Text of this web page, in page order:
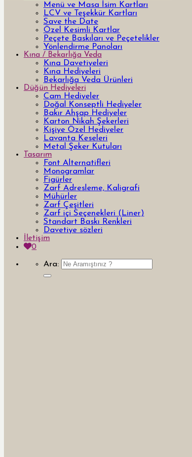
Menü ve Masa İsim Kartları
LCV ve Teşekkür Kartları
Save the Date
Özel Kesimli Kartlar
Peçete Baskıları ve Peçetelikler
Yönlendirme Panoları
Kına / Bekarlığa Veda
Kına Davetiyeleri
Kına Hediyeleri
Bekarlığa Veda Ürünleri
Düğün Hediyeleri
Cam Hediyeler
Doğal Konseptli Hediyeler
Bakır Ahşap Hediyeler
Karton Nikah Şekerleri
Kişiye Özel Hediyeler
Lavanta Keseleri
Metal Şeker Kutuları
Tasarım
Font Alternatifleri
Monogramlar
Figürler
Zarf Adresleme, Kaligrafi
Mühürler
Zarf Çeşitleri
Zarf içi Seçenekleri (Liner)
Standart Baskı Renkleri
Davetiye sözleri
İletişim
0
Ara: